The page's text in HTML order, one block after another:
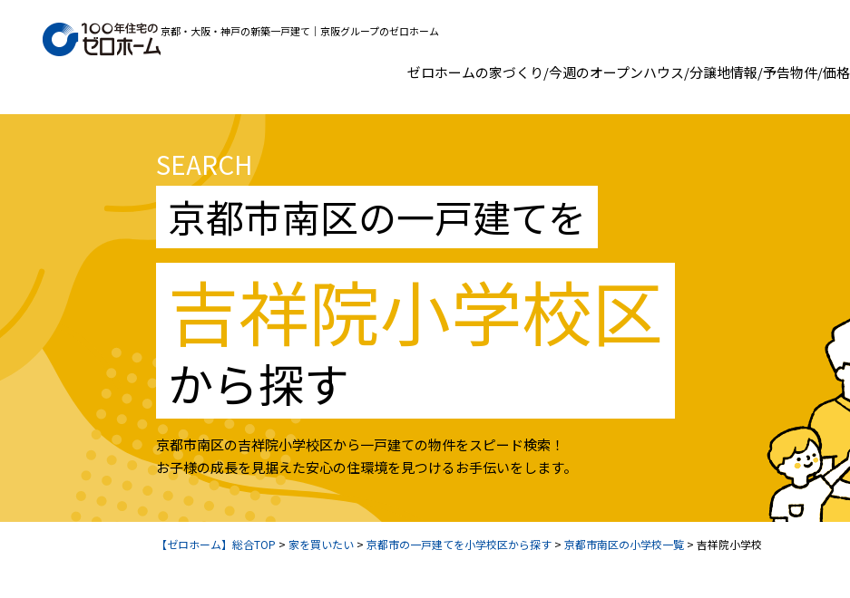
京都・大阪・神戸の新築一戸建て｜京阪グループのゼロホーム
ゼロホームの家づくり/今週のオープンハウス/分譲地情報/予告物件/価
SEARCH
京都市南区の一戸建てを
吉祥院小学校区
から探す
京都市南区の吉祥院小学校区から一戸建ての物件をスピード検索！
お子様の成長を見据えた安心の住環境を見つけるお手伝いをします。
【ゼロホーム】総合TOP > 家を買いたい > 京都市の一戸建てを小学校区から探す > 京都市南区の小学校一覧 > 吉祥院小学校